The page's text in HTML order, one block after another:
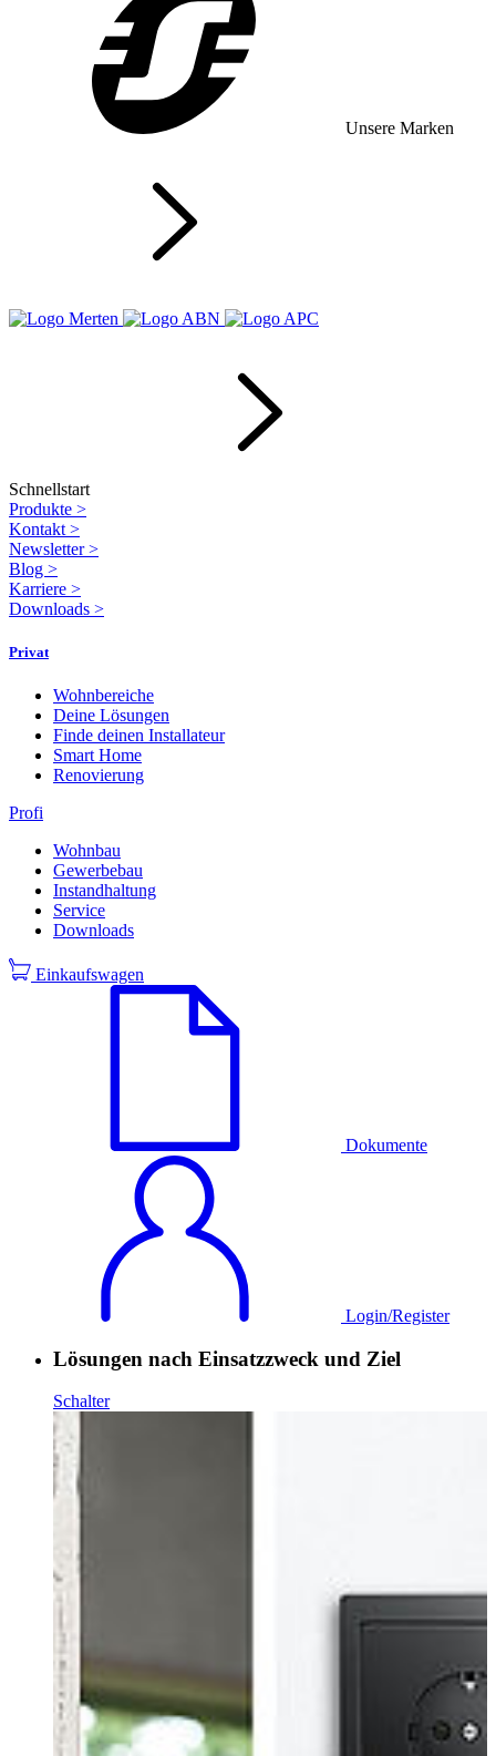
Unsere Marken
Schnellstart
Produkte >
Kontakt >
Newsletter>
Blog >
Karriere >
Downloads >
Privat
Wohnbereiche
Deine Lösungen
Finde deinen Installateur
Smart Home
Renovierung
Profi
Wohnbau
Gewerbebau
Instandhaltung
Service
Downloads
Einkaufswagen
Dokumente
Login/Register
Lösungen nach Einsatzzweck und Ziel
Schalter